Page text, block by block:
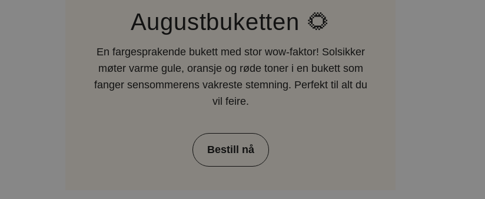
Augustbuketten 🌻
En fargesprakende bukett med stor wow-faktor! Solsikker
møter varme gule, oransje og røde toner i en bukett som
fanger sensommerens vakreste stemning. Perfekt til alt du
vil feire.
Bestill nå